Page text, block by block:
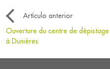
Artículo anterior
Ouverture du centre de dépistage
à Dunières